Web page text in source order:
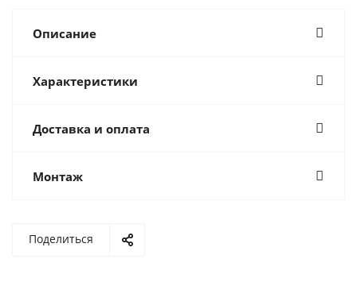
Описание
Характеристики
Доставка и оплата
Монтаж
Поделиться